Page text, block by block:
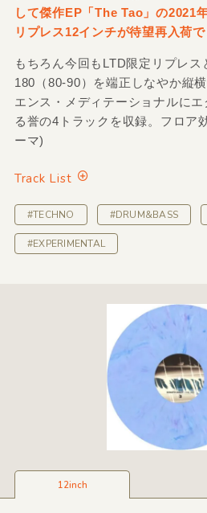
して傑作EP「The Tao」の2021
リプレス12インチが待望再入荷で
もちろん今回もLTD限定リプレ
180（80-90）を端正しなやか縦
エンス・メディテーショナルに
る誉の4トラックを収録。フロア
ーマ)
Track List
#TECHNO #DRUM&BASS
#EXPERIMENTAL
12inch